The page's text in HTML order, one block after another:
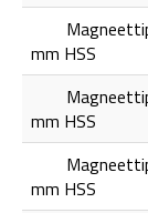
mm HSS
mm HSS
mm HSS